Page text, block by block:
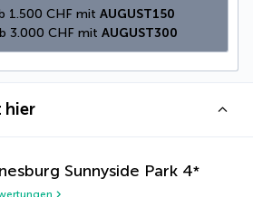
1.500 CHF mit AUGUST150
3.000 CHF mit AUGUST300
hier
Sunnyside Park 4*